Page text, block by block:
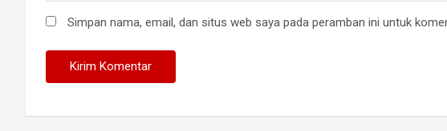
Simpan nama, email, dan situs web saya pada peramban ini untuk